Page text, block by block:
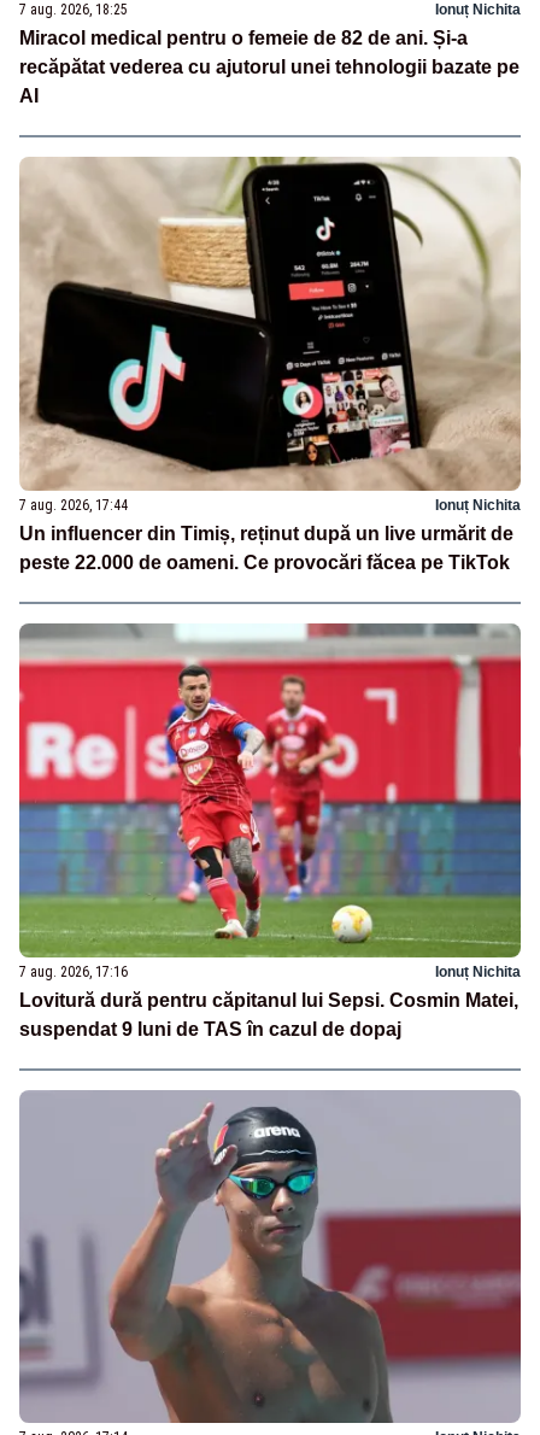
7 aug. 2026, 18:25 Ionuț Nichita
Miracol medical pentru o femeie de 82 de ani. Și-a
recăpătat vederea cu ajutorul unei tehnologii bazate pe
AI
7 aug. 2026, 17:44 Ionuț Nichita
Un influencer din Timiș, reținut după un live urmărit de
peste 22.000 de oameni. Ce provocări făcea pe TikTok
7 aug. 2026, 17:16 Ionuț Nichita
Lovitură dură pentru căpitanul lui Sepsi. Cosmin Matei,
suspendat 9 luni de TAS în cazul de dopaj